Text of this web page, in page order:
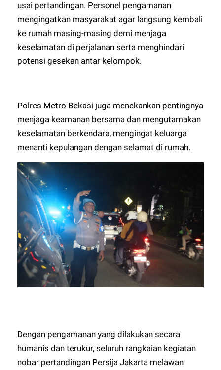
usai pertandingan. Personel pengamanan
mengingatkan masyarakat agar langsung kembali
ke rumah masing-masing demi menjaga
keselamatan di perjalanan serta menghindari
potensi gesekan antar kelompok.
Polres Metro Bekasi juga menekankan pentingnya
menjaga keamanan bersama dan mengutamakan
keselamatan berkendara, mengingat keluarga
menanti kepulangan dengan selamat di rumah.
Dengan pengamanan yang dilakukan secara
humanis dan terukur, seluruh rangkaian kegiatan
nobar pertandingan Persija Jakarta melawan